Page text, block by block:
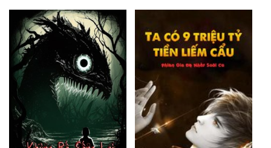
Đẹp Hiệp
Tính Cách Nhân Vật :
Cơ Trí
Sát Phạt Quyết Đoán